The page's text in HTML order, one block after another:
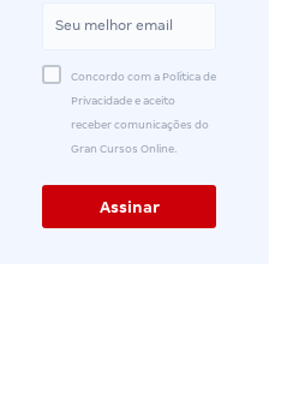
Concordo com a Política de
Privacidade e aceito
receber comunicações do
Gran Cursos Online.